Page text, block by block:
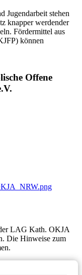
Jugendarbeit stehen
knapper werdender
Fördermittel aus
können
Offene
LAG Kath. OKJA
Die Hinweise zum